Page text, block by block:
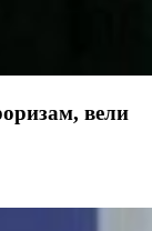
вели